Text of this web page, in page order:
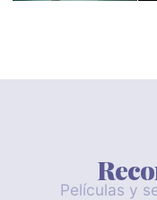
Películas y